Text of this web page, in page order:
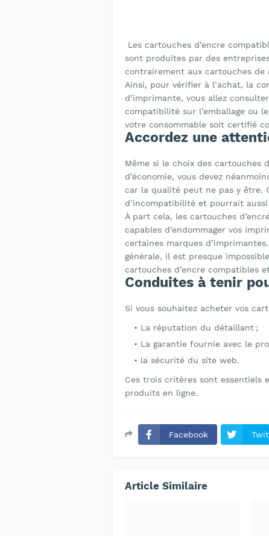
Les cartouches d’encre
sont produites par des
contrairement aux cartouches de
Ainsi, pour vérifier à l’achat, la
d’imprimante, vous allez
compatibilité sur l’emballage ou
votre consommable soit certifié
Accordez une
Même si le choix des cartouches
d’économie, vous devez
car la qualité peut ne pas y être.
d’incompatibilité et pourrait
À part cela, les cartouches
capables d’endommager vos
certaines marques
générale, il est presque
cartouches d’encre compatibles
Conduites à tenir
Si vous souhaitez acheter vos
La réputation du détaillant ;
La garantie fournie avec le
la sécurité du site web.
Ces trois critères sont essentiels
produits en ligne.
Facebook
Article Similaire